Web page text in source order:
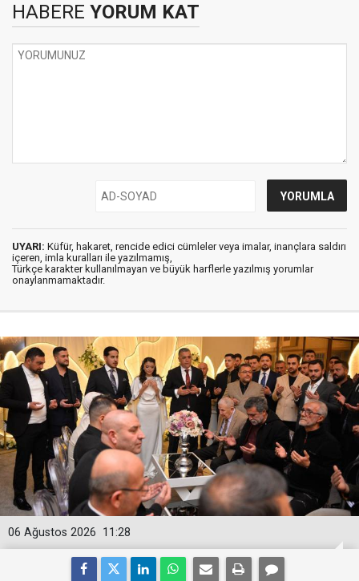
HABERE YORUM KAT
UYARI: Küfür, hakaret, rencide edici cümleler veya imalar, inançlara saldırı
içeren, imla kuralları ile yazılmamış,
Türkçe karakter kullanılmayan ve büyük harflerle yazılmış yorumlar
onaylanmamaktadır.
11:28
06 Ağustos 2026